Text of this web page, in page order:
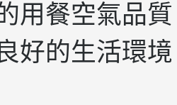
用餐空氣品
好的生活環